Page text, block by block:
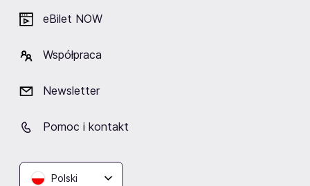
eBilet NOW
Współpraca
Newsletter
Pomoc i kontakt
Polski
Opis